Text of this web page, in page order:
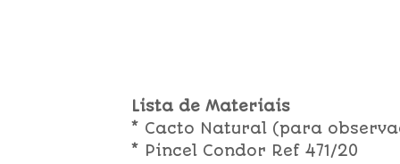
Lista de Materiais
* Cacto Natural (para
* Pincel Condor Ref 471/20